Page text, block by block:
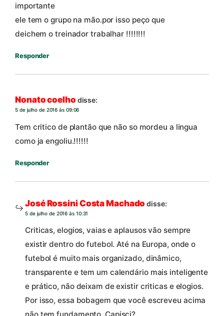
importante
ele tem o grupo na mão.por isso peço que
deichem o treinador trabalhar !!!!!!!!
Responder
Nonato coelho disse:
5 de julho de 2016 às 09:06
Tem critico de plantão que não so mordeu a lingua
como ja engoliu.!!!!!!
Responder
José Rossini Costa Machado disse:
5 de julho de 2016 às 10:31
Criticas, elogios, vaias e aplausos vão sempre
existir dentro do futebol. Até na Europa, onde o
futebol é muito mais organizado, dinâmico,
transparente e tem um calendário mais inteligente
e prático, não deixam de existir criticas e elogios.
Por isso, essa bobagem que você escreveu acima